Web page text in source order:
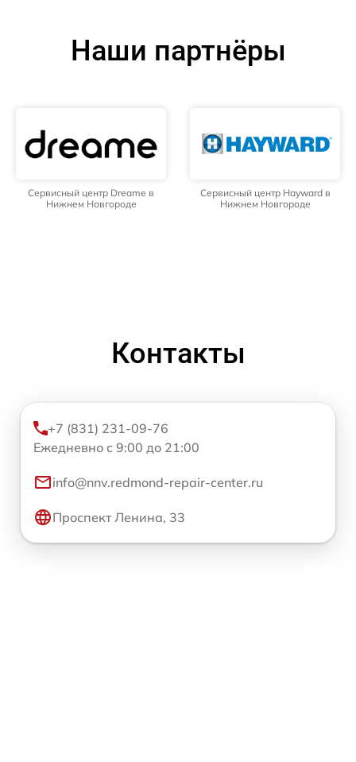
Наши партнёры
Сервисный центр Dreame в
Нижнем Новгороде
Сервисный центр Hayward в
Нижнем Новгороде
Контакты
+7 (831) 231-09-76
Ежедневно с 9:00 до 21:00
info@nnv.redmond-repair-center.ru
Проспект Ленина, 33